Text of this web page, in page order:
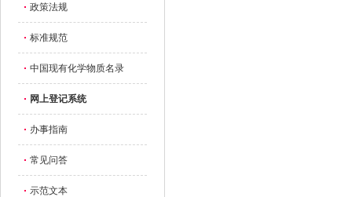
政策法规
标准规范
中国现有化学物质名录
网上登记系统
办事指南
常见问答
示范文本